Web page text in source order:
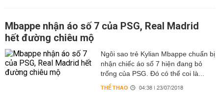
Mbappe nhận áo số 7 của PSG, Real Madrid
hết đường chiêu mộ
Ngôi sao trẻ Kylian Mbappe chuẩn bị
nhận chiếc áo số 7 hiện đang bỏ
trống của PSG. Đó có thể coi là...
THỂ THAO 04:38 | 23/07/2018